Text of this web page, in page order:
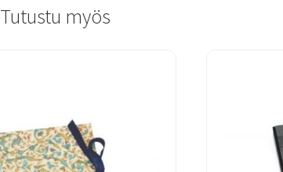
Tutustu myös